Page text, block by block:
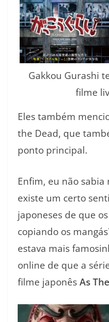
Gakkou Gurashi
filme
Eles também
the Dead, que
ponto principal.
Enfim, eu não sabia
existe um certo
japoneses de que
copiando os
estava mais
online de que a
filme japonêsAs